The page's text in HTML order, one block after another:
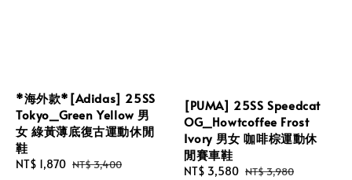
*海外款*[Adidas] 25SS
Tokyo_Green Yellow 男
女 綠黃薄底復古運動休閒
鞋
Sale
NT$ 1,870 Regular
NT$ 3,400
[PUMA] 25SS Speedcat
OG_Howtcoffee Frost
Ivory 男女 咖啡棕運動休
閒賽車鞋
Sale
NT$ 3,580 Regular
NT$ 3,980